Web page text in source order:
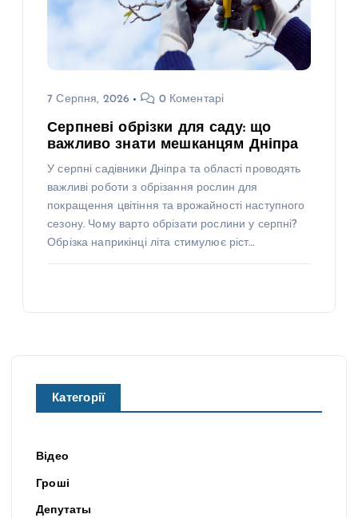
7 Серпня, 2026 0 Коментарі
Серпневі обрізки для саду: що
важливо знати мешканцям Дніпра
У серпні садівники Дніпра та області проводять
важливі роботи з обрізання рослин для
покращення цвітіння та врожайності наступного
сезону. Чому варто обрізати рослини у серпні?
Обрізка наприкінці літа стимулює ріст…
Категорії
Відео
Гроші
Депутаты